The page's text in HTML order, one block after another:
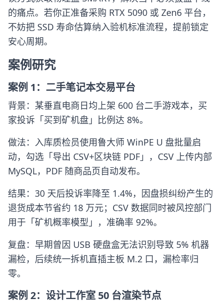
的痛点。若你正准备采购 RTX 5090 或 Zen6 平台，
不妨把 SSD 寿命估算纳入验机标准流程，提前锁定
安心周期。
案例研究
案例 1：二手笔记本交易平台
背景：某垂直电商日均上架 600 台二手游戏本，买
家投诉「买到矿机盘」比例达 8%。
做法：入库质检员使用鲁大师 WinPE U 盘批量启
动，勾选「导出 CSV+区块链 PDF」，CSV 上传内部
MySQL，PDF 随商品页自动发布。
结果：30 天后投诉率降至 1.4%，因盘损纠纷产生的
退货成本节省约 18 万元；CSV 数据同时被风控部门
用于「矿机概率模型」，准确率 92%。
复盘：早期曾因 USB 硬盘盒无法识别导致 5% 机器
漏检，后续统一拆机直插主板 M.2 口，漏检率归
零。
案例 2：设计工作室 50 台渲染节点